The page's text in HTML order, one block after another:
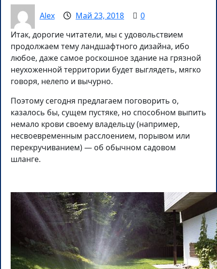
Alex Май 23, 2018
0
Итак, дорогие читатели, мы с удовольствием
продолжаем тему ландшафтного дизайна, ибо
любое, даже самое роскошное здание на грязной
неухоженной территории будет выглядеть, мягко
говоря, нелепо и вычурно.
Поэтому сегодня предлагаем поговорить о,
казалось бы, сущем пустяке, но способном выпить
немало крови своему владельцу (например,
несвоевременным расслоением, порывом или
перекручиванием) — об обычном садовом
шланге.